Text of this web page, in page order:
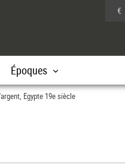
€
Époques
Egypte 19e siècle